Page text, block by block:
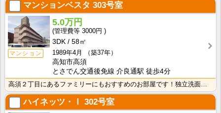
マンションベスタ 303号室
マンション
5.0万円
3000円
3DK
58㎡
1989年4月
（築37年）
高知市高須
とさでん交通後免線 介良通駅 徒歩4分
高須２丁目にあるファミリーにもおすすめのお部屋です！独立洗面台が付いているので忙しい朝の身支度も快適･･･
ハイネッツ・Ⅰ 302号室